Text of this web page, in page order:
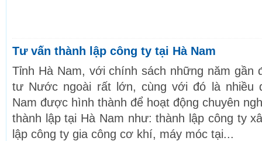
Tư vấn thành lập công ty tại Hà Nam
Tỉnh Hà Nam, với chính sách những năm gần
tư Nước ngoài rất lớn, cùng với đó là nhiều
Nam được hình thành để hoạt động chuyên
thành lập tại Hà Nam như: thành lập công ty
lập công ty gia công cơ khí, máy móc tại...